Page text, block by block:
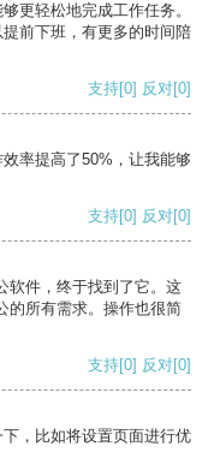
更轻松地完成工作任务。
前下班，有更多的时间陪
支持[0] 反对[0]
率提高了50%，让我能够
支持[0] 反对[0]
软件，终于找到了它。这
的所有需求。操作也很简
支持[0] 反对[0]
，比如将设置页面进行优